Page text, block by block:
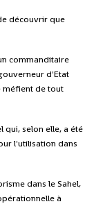
découvrir que
commanditaire
d'Etat
méfient de tout
qui, selon elle, a été
l'utilisation dans
dans le Sahel,
à